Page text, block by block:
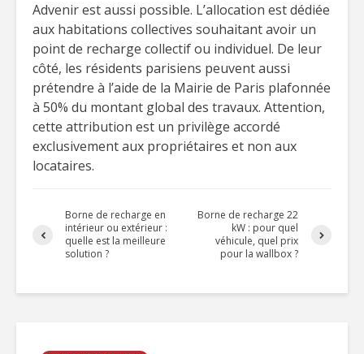
Advenir est aussi possible. L’allocation est dédiée
aux habitations collectives souhaitant avoir un
point de recharge collectif ou individuel. De leur
côté, les résidents parisiens peuvent aussi
prétendre à l’aide de la Mairie de Paris plafonnée
à 50% du montant global des travaux. Attention,
cette attribution est un privilège accordé
exclusivement aux propriétaires et non aux
locataires.
Borne de recharge en
intérieur ou extérieur :
quelle est la meilleure
solution ?
Borne de recharge 22
kW : pour quel
véhicule, quel prix
pour la wallbox ?